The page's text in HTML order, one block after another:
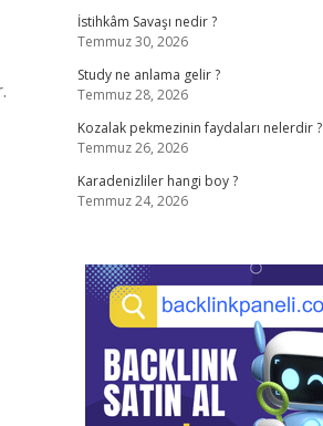
İstihkâm Savaşı nedir ?
Temmuz 30, 2026
Study ne anlama gelir ?
Temmuz 28, 2026
Kozalak pekmezinin faydaları nelerdir ?
Temmuz 26, 2026
Karadenizliler hangi boy ?
Temmuz 24, 2026